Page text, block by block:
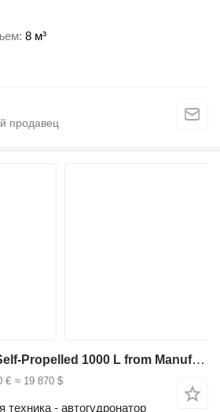
8 м³
TICAB Tar Sprayer Self-Propelled 1000 L from Manufacturer(on the trail
€ ≈ 19 870 $
техника - автогудронатор